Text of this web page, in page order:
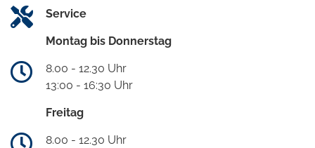
Service
Montag bis Donnerstag
8.00 - 12.30 Uhr
13:00 - 16:30 Uhr
Freitag
8.00 - 12.30 Uhr